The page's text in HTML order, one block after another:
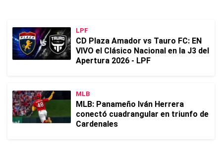
LPF
CD Plaza Amador vs Tauro FC: EN
VIVO el Clásico Nacional en la J3 del
Apertura 2026 - LPF
MLB
MLB: Panameño Iván Herrera
conectó cuadrangular en triunfo de
Cardenales